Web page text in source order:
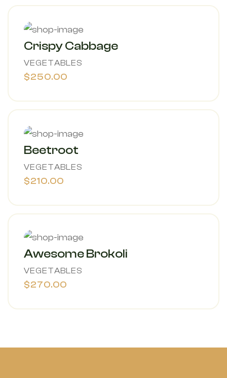
Crispy Cabbage
VEGETABLES
$250.00
Beetroot
VEGETABLES
$210.00
Awesome Brokoli
VEGETABLES
$270.00